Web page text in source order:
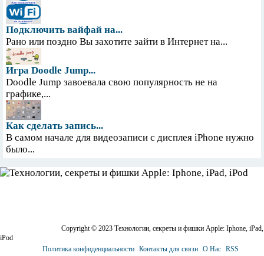
Подключить вайфай на...
Рано или поздно Вы захотите зайти в Интернет на...
Игра Doodle Jump...
Doodle Jump завоевала свою популярность не на
графике,...
Как сделать запись...
В самом начале для видеозаписи с дисплея iPhone нужно
было...
Copyright © 2023 Технологии, секреты и фишки Apple: Iphone, iPad,
iPod
Политика конфиденциальности Контакты для связи О Нас RSS